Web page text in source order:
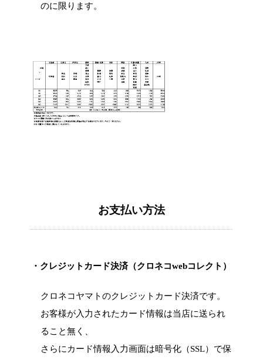
のに限ります。
お支払い方法
・クレジットカード決済（クロネコwebコレクト）
クロネコヤマトのクレジットカード決済です。
お客様が入力されたカード情報は当店に送られ
ること無く、
さらにカード情報入力画面は暗号化（SSL）で保